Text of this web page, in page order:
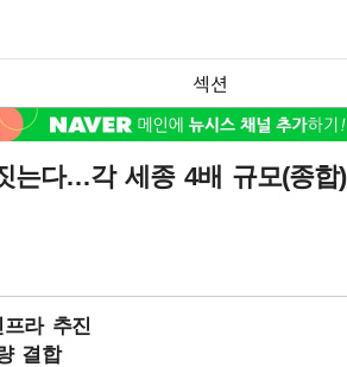
섹션
는다…각 세종 4배 규모(종합)
라 추진
결합